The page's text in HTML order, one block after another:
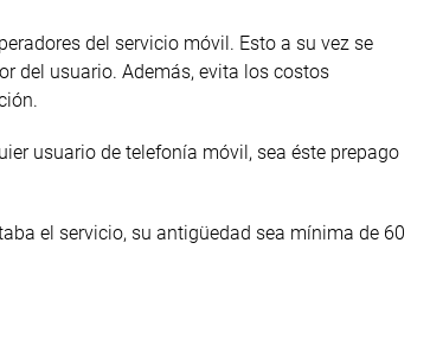
del servicio móvil. Esto a su vez se
del usuario. Además, evita los costos
usuario de telefonía móvil, sea éste prepago
el servicio, su antigüedad sea mínima de 60